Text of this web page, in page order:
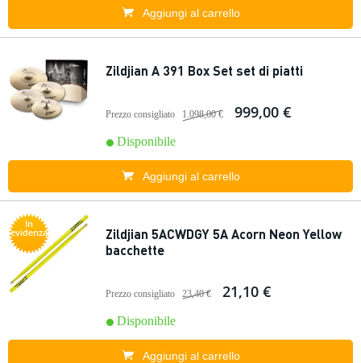
Aggiungi al carrello
Zildjian A 391 Box Set set di piatti
Prezzo consigliato 1.098,00 € 999,00 €
Disponibile
Aggiungi al carrello
In
evidenza
Zildjian 5ACWDGY 5A Acorn Neon Yellow
bacchette
Prezzo consigliato 23,40 € 21,10 €
Disponibile
Aggiungi al carrello